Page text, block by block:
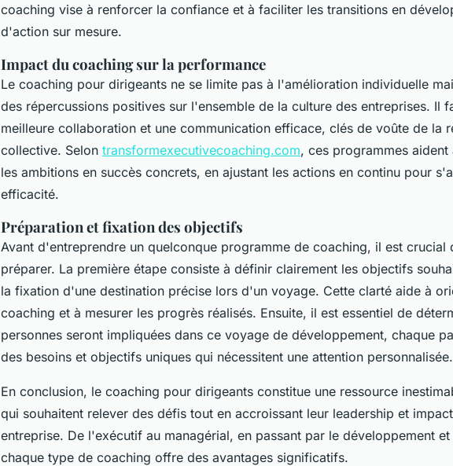
coaching vise à renforcer la confiance et à faciliter les transitions en
d'action sur mesure.
Impact du coaching sur la performance
Le coaching pour dirigeants ne se limite pas à l'amélioration individuelle
des répercussions positives sur l'ensemble de la culture des entreprises. Il
meilleure collaboration et une communication efficace, clés de voûte de la
collective. Selon transformexecutivecoaching.com, ces programmes
les ambitions en succès concrets, en ajustant les actions en continu pour
efficacité.
Préparation et fixation des objectifs
Avant d'entreprendre un quelconque programme de coaching, il est crucial
préparer. La première étape consiste à définir clairement les objectifs
la fixation d'une destination précise lors d'un voyage. Cette clarté aide à
coaching et à mesurer les progrès réalisés. Ensuite, il est essentiel de
personnes seront impliquées dans ce voyage de développement, chaque
des besoins et objectifs uniques qui nécessitent une attention personnalisée.
En conclusion, le coaching pour dirigeants constitue une ressource
qui souhaitent relever des défis tout en accroissant leur leadership et
entreprise. De l'exécutif au managérial, en passant par le développement
chaque type de coaching offre des avantages significatifs.